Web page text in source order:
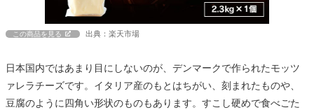
この商品を見る 出典：楽天市場
日本国内ではあまり目にしないのが、デンマークで作られたモッツ
ァレラチーズです。イタリア産のもとはちがい、刻まれたものや、
豆腐のように四角い形状のものもあります。すこし硬めで食べごた